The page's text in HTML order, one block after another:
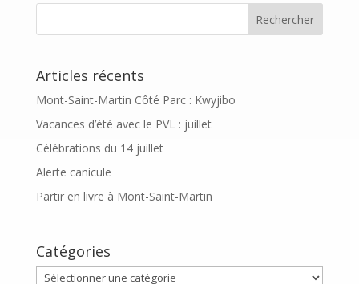
Articles récents
Mont-Saint-Martin Côté Parc : Kwyjibo
Vacances d’été avec le PVL : juillet
Célébrations du 14 juillet
Alerte canicule
Partir en livre à Mont-Saint-Martin
Catégories
Catégories